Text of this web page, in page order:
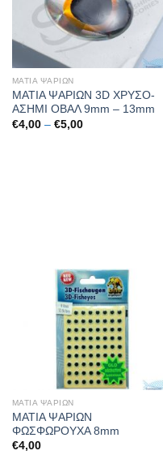
ΜΑΤΙΑ ΨΑΡΙΩΝ
ΜΑΤΙΑ ΨΑΡΙΩΝ 3D ΧΡΥΣΟ-
ΑΣΗΜΙ ΟΒΑΛ 9mm – 13mm
€4,00 – €5,00Price
ΜΑΤΙΑ ΨΑΡΙΩΝ
ΜΑΤΙΑ ΨΑΡΙΩΝ
ΦΩΣΦΩΡΟΥΧΑ 8mm
€4,00